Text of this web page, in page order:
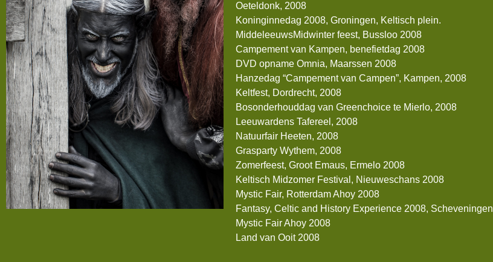
Oeteldonk, 2008
Koninginnedag 2008, Groningen, Keltisch plein.
MiddeleeuwsMidwinter feest, Bussloo 2008
Campement van Kampen, benefietdag 2008
DVD opname Omnia, Maarssen 2008
Hanzedag “Campement van Campen”, Kampen, 2008
Keltfest, Dordrecht, 2008
Bosonderhouddag van Greenchoice te Mierlo, 2008
Leeuwardens Tafereel, 2008
Natuurfair Heeten, 2008
Grasparty Wythem, 2008
Zomerfeest, Groot Emaus, Ermelo 2008
Keltisch Midzomer Festival, Nieuweschans 2008
Mystic Fair, Rotterdam Ahoy 2008
Fantasy, Celtic and History Experience 2008, Scheveningen
Mystic Fair Ahoy 2008
Land van Ooit 2008